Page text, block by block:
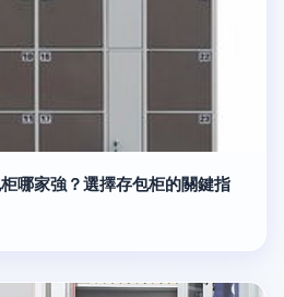
哪家強？選擇存包柜的關鍵指